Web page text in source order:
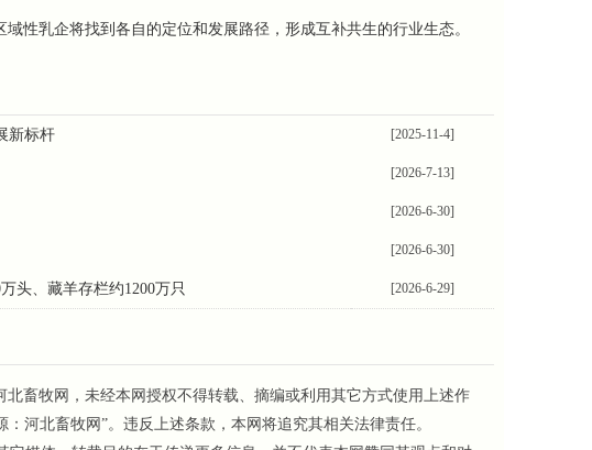
性乳企将找到各自的定位和发展路径，形成互补共生的行业生态。
新标杆 [2025-11-4]
[2026-7-13]
[2026-6-30]
[2026-6-30]
头、藏羊存栏约1200万只 [2026-6-29]
畜牧网，未经本网授权不得转载、摘编或利用其它方式使用上述作
河北畜牧网”。违反上述条款，本网将追究其相关法律责任。